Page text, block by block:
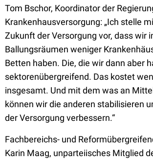
Tom Bschor, Koordinator der
Krankenhausversorgung: „Ich stelle
Zukunft der Versorgung vor, dass wir
Ballungsräumen weniger
Betten haben. Die, die wir dann aber
sektorenübergreifend. Das kostet
insgesamt. Und mit dem was an
können wir die anderen stabilisieren
der Versorgung verbessern.“
Fachbereichs- und
Karin Maag, unparteiisches Mitglied